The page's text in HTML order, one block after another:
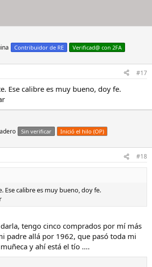
Contribuidor de RE Verificad@ con 2FA
#17
Ese calibre es muy bueno, doy fe.
Sin verificar Inició el hilo (OP)
#18
Ese calibre es muy bueno, doy fe.
tengo cinco comprados por mí más
padre allá por 1962, que pasó toda mi
y ahí está el tío ....